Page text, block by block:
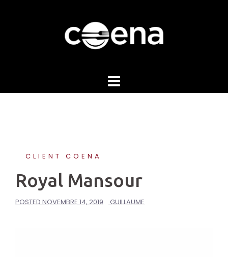
CLIENT COENA
Royal Mansour
POSTED NOVEMBRE 14, 2019 GUILLAUME